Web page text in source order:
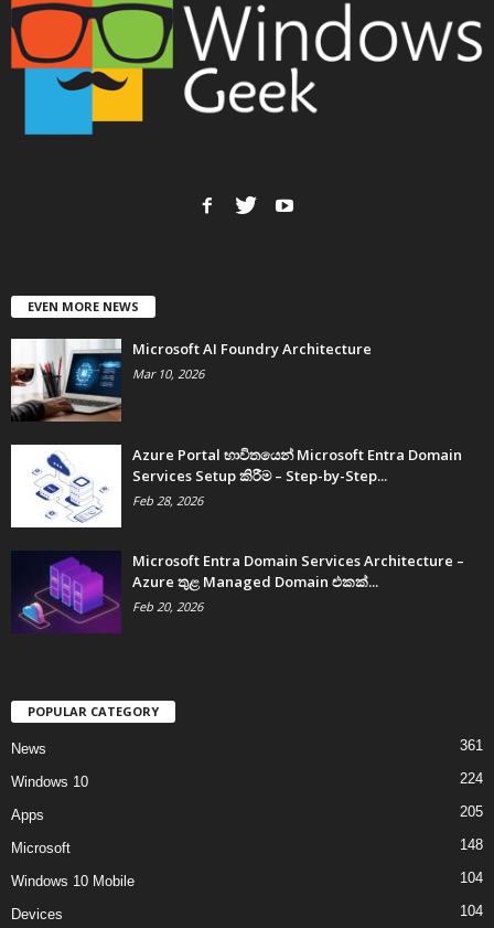
EVEN MORE NEWS
Microsoft AI Foundry Architecture
Mar 10, 2026
Azure Portal භාවිතයෙන් Microsoft Entra Domain
Services Setup කිරීම – Step-by-Step...
Feb 28, 2026
Microsoft Entra Domain Services Architecture –
Azure තුළ Managed Domain එකක්...
Feb 20, 2026
POPULAR CATEGORY
News 361
Windows 10 224
Apps 205
Microsoft 148
Windows 10 Mobile 104
Devices 104